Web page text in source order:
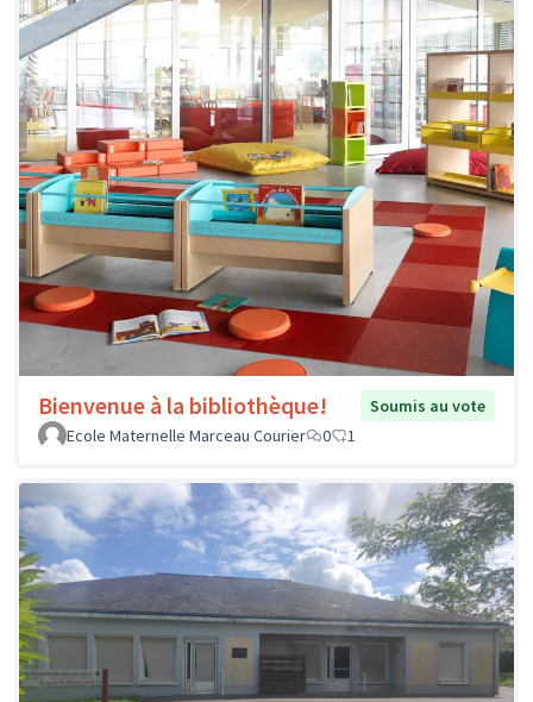
Bienvenue à la bibliothèque!
Soumis au vote
Ecole Maternelle Marceau Courier
0 1